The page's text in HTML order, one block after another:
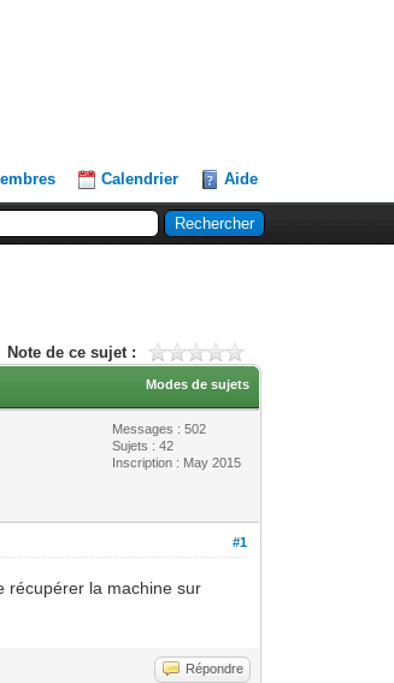
Calendrier Aide
Note de ce sujet :
Modes de sujets
Messages : 502
Sujets : 42
Inscription : May 2015
#1
récupérer la machine sur
Répondre